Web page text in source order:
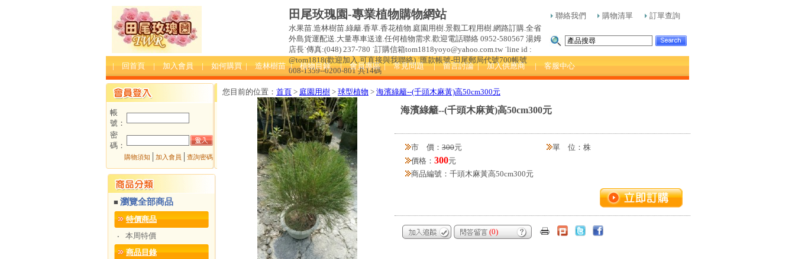
田尾玫瑰園-專業植物購物網站
水果苗.造林樹苗.綠籬.香草.香花植物.庭園用樹.景觀工程用樹.網路訂購.全省
外島貨運配送.大量專車送達.任何植物需求.歡迎電話聯絡 0952-580567 湯姆
店長˙傳真:(048) 237-780 ˙訂購信箱tom1818yoyo@yahoo.com.tw ˙line id :
@tom1818(歡迎加入.可直接與我聯絡) ˙匯款帳號-田尾郵局代號700帳號
008-1359--0200-801 共14碼
聯絡我們 購物清單 訂單查詢
| 回首頁 | 加入會員 | 如何購買 | 造林樹苗 | 植物目錄 | 會員專區 | 常見問題 | 留言討論 | 加入供應商 | 客服中心
帳
號：
密
碼：
購物須知 加入會員 查詢密碼
■ 瀏覽全部商品
特價商品
‧
本周特價
商品目錄
您目前的位置： 首頁 > 庭園用樹 > 球型植物 > 海濱綠籬--(千頭木麻黃)高50cm300元
海濱綠籬--(千頭木麻黃)高50cm300元
市 價： 300元
價格： 300元
商品編號：千頭木麻黃高50cm300元
單 位：株
(0)